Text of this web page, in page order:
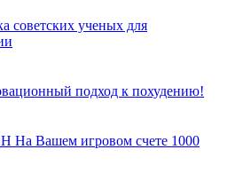
советских ученых для
подход к похудению!
Вашем игровом счете 1000